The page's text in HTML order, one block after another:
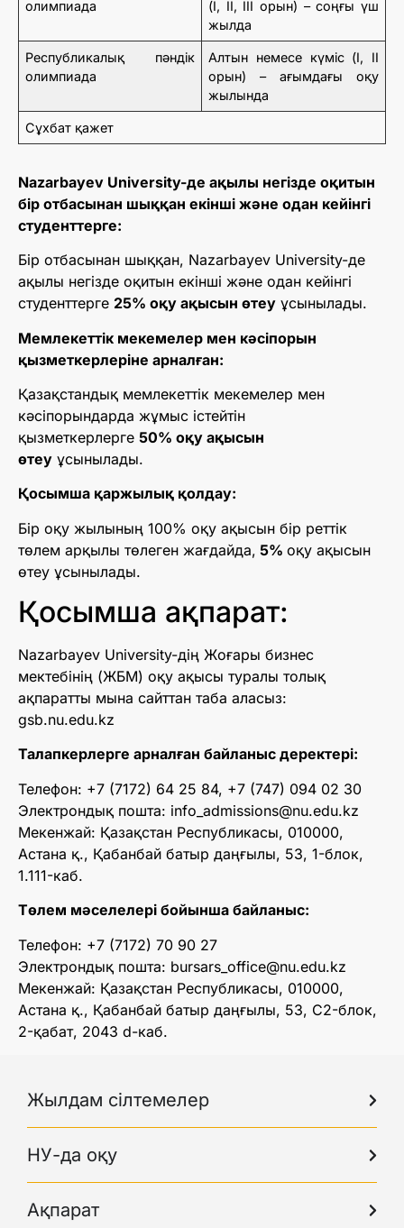
олимпиада
(I, II, III орын) – соңғы үш
жылда
Республикалық пәндік
олимпиада
Алтын немесе күміс (I, II
орын) – ағымдағы оқу
жылында
Сұхбат қажет
Nazarbayev University-де ақылы негізде оқитын
бір отбасынан шыққан екінші және одан кейінгі
студенттерге:
Бір отбасынан шыққан, Nazarbayev University-де
ақылы негізде оқитын екінші және одан кейінгі
студенттерге 25% оқу ақысын өтеу ұсынылады.
Мемлекеттік мекемелер мен кәсіпорын
қызметкерлеріне арналған:
Қазақстандық мемлекеттік мекемелер мен
кәсіпорындарда жұмыс істейтін
қызметкерлерге 50% оқу ақысын
өтеу ұсынылады.
Қосымша қаржылық қолдау:
Бір оқу жылының 100% оқу ақысын бір реттік
төлем арқылы төлеген жағдайда, 5% оқу ақысын
өтеу ұсынылады.
Қосымша ақпарат:
Nazarbayev University-дің Жоғары бизнес
мектебінің (ЖБМ) оқу ақысы туралы толық
ақпаратты мына сайттан таба аласыз:
gsb.nu.edu.kz
Талапкерлерге арналған байланыс деректері:
Телефон: +7 (7172) 64 25 84, +7 (747) 094 02 30
Электрондық пошта: info_admissions@nu.edu.kz
Мекенжай: Қазақстан Республикасы, 010000,
Астана қ., Қабанбай батыр даңғылы, 53, 1-блок,
1.111-каб.
Төлем мәселелері бойынша байланыс:
Телефон: +7 (7172) 70 90 27
Электрондық пошта: bursars_office@nu.edu.kz
Мекенжай: Қазақстан Республикасы, 010000,
Астана қ., Қабанбай батыр даңғылы, 53, С2-блок,
2-қабат, 2043 d-каб.
Жылдам сілтемелер
НУ-да оқу
Ақпарат